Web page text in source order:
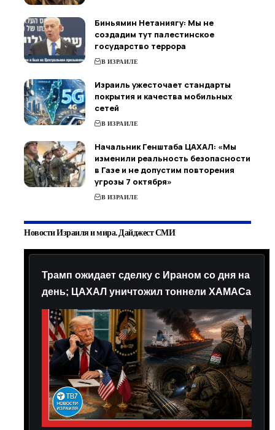
Биньямин Нетаниягу: Мы не
создадим тут палестинское
государство террора
В ИЗРАИЛЕ
Израиль ужесточает стандарты
покрытия и качества мобильных
сетей
В ИЗРАИЛЕ
Начальник Генштаба ЦАХАЛ: «Мы
изменили реальность безопасности
в Газе и не допустим повторения
угрозы 7 октября»
В ИЗРАИЛЕ
Новости Израиля и мира. Дайджест СМИ